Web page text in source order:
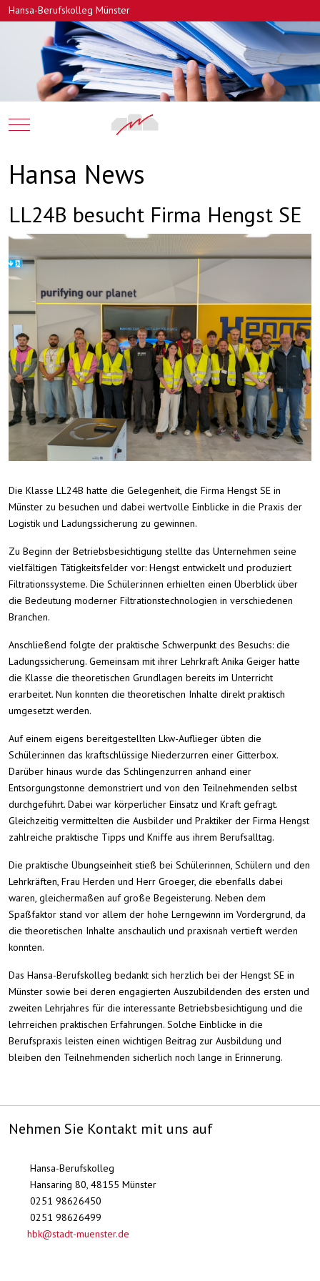
Hansa-Berufskolleg Münster
Mobile Menu Toggle
Hansa News
LL24B besucht Firma Hengst SE
Die Klasse LL24B hatte die Gelegenheit, die Firma Hengst SE in
Münster zu besuchen und dabei wertvolle Einblicke in die Praxis der
Logistik und Ladungssicherung zu gewinnen.
Zu Beginn der Betriebsbesichtigung stellte das Unternehmen seine
vielfältigen Tätigkeitsfelder vor: Hengst entwickelt und produziert
Filtrationssysteme. Die Schüler:innen erhielten einen Überblick über
die Bedeutung moderner Filtrationstechnologien in verschiedenen
Branchen.
Anschließend folgte der praktische Schwerpunkt des Besuchs: die
Ladungssicherung. Gemeinsam mit ihrer Lehrkraft Anika Geiger hatte
die Klasse die theoretischen Grundlagen bereits im Unterricht
erarbeitet. Nun konnten die theoretischen Inhalte direkt praktisch
umgesetzt werden.
Auf einem eigens bereitgestellten Lkw-Auflieger übten die
Schüler:innen das kraftschlüssige Niederzurren einer Gitterbox.
Darüber hinaus wurde das Schlingenzurren anhand einer
Entsorgungstonne demonstriert und von den Teilnehmenden selbst
durchgeführt. Dabei war körperlicher Einsatz und Kraft gefragt.
Gleichzeitig vermittelten die Ausbilder und Praktiker der Firma Hengst
zahlreiche praktische Tipps und Kniffe aus ihrem Berufsalltag.
Die praktische Übungseinheit stieß bei Schülerinnen, Schülern und den
Lehrkräften, Frau Herden und Herr Groeger, die ebenfalls dabei
waren, gleichermaßen auf große Begeisterung. Neben dem
Spaßfaktor stand vor allem der hohe Lerngewinn im Vordergrund, da
die theoretischen Inhalte anschaulich und praxisnah vertieft werden
konnten.
Das Hansa-Berufskolleg bedankt sich herzlich bei der Hengst SE in
Münster sowie bei deren engagierten Auszubildenden des ersten und
zweiten Lehrjahres für die interessante Betriebsbesichtigung und die
lehrreichen praktischen Erfahrungen. Solche Einblicke in die
Berufspraxis leisten einen wichtigen Beitrag zur Ausbildung und
bleiben den Teilnehmenden sicherlich noch lange in Erinnerung.
Nehmen Sie Kontakt mit uns auf
Hansa-Berufskolleg
Hansaring 80, 48155 Münster
0251 98626450
0251 98626499
hbk@stadt-muenster.de